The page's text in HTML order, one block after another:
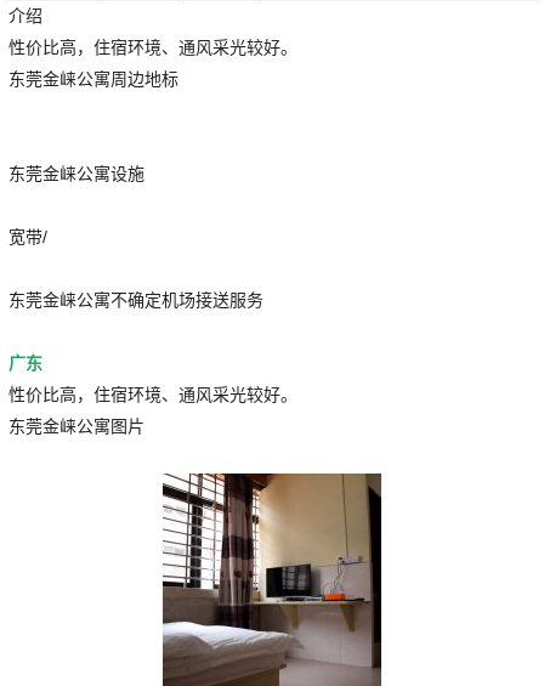
介绍
性价比高，住宿环境、通风采光较好。
东莞金崃公寓周边地标
东莞金崃公寓设施
宽带/
东莞金崃公寓不确定机场接送服务
广东
性价比高，住宿环境、通风采光较好。
东莞金崃公寓图片